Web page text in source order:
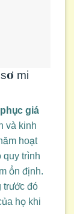
mi
giá
và kinh
hoạt
quy trình
ổn định.
trước đó
họ khi